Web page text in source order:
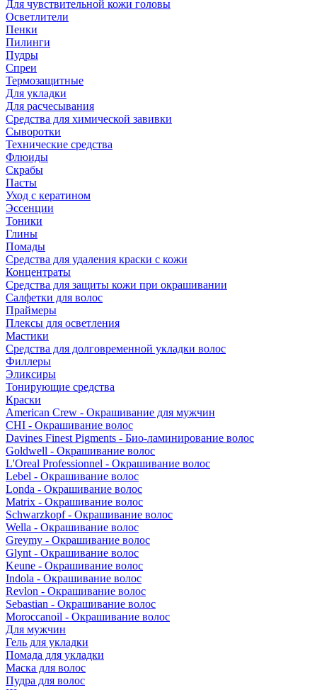
Для чувствительной кожи головы
Осветлители
Пенки
Пилинги
Пудры
Спреи
Термозащитные
Для укладки
Для расчесывания
Средства для химической завивки
Сыворотки
Технические средства
Флюиды
Скрабы
Пасты
Уход с кератином
Эссенции
Тоники
Глины
Помады
Средства для удаления краски с кожи
Концентраты
Средства для защиты кожи при окрашивании
Салфетки для волос
Праймеры
Плексы для осветления
Мастики
Средства для долговременной укладки волос
Филлеры
Эликсиры
Тонирующие средства
Краски
American Crew - Окрашивание для мужчин
CHI - Окрашивание волос
Davines Finest Pigments - Био-ламинирование волос
Goldwell - Окрашивание волос
L'Oreal Professionnel - Окрашивание волос
Lebel - Окрашивание волос
Londa - Окрашивание волос
Matrix - Окрашивание волос
Schwarzkopf - Окрашивание волос
Wella - Окрашивание волос
Greymy - Окрашивание волос
Glynt - Окрашивание волос
Keune - Окрашивание волос
Indola - Окрашивание волос
Revlon - Окрашивание волос
Sebastian - Окрашивание волос
Moroccanoil - Окрашивание волос
Для мужчин
Гель для укладки
Помада для укладки
Маска для волос
Пудра для волос